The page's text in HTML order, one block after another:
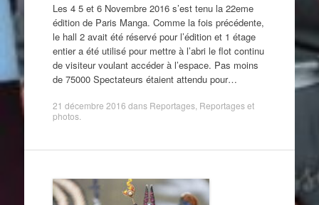
Les 4 5 et 6 Novembre 2016 s’est tenu la 22eme
édition de Paris Manga. Comme la fois précédente,
le hall 2 avait été réservé pour l’édition et 1 étage
entier a été utilisé pour mettre à l’abri le flot continu
de visiteur voulant accéder à l’espace. Pas moins
de 75000 Spectateurs étaient attendu pour…
21 décembre 2016 dans Reportages, Reportages et
photos.